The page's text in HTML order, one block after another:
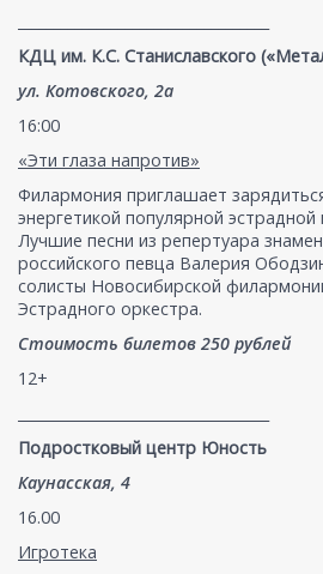
КДЦ им. К.С. Станиславского
ул. Котовского, 2а
16:00
«Эти глаза напротив»
Филармония приглашает
энергетикой популярной
Лучшие песни из репертуара
российского певца Валерия
солисты Новосибирской
Эстрадного оркестра.
Стоимость билетов 250 рублей
12+
Подростковый центр Юность
Каунасская, 4
16.00
Игротека